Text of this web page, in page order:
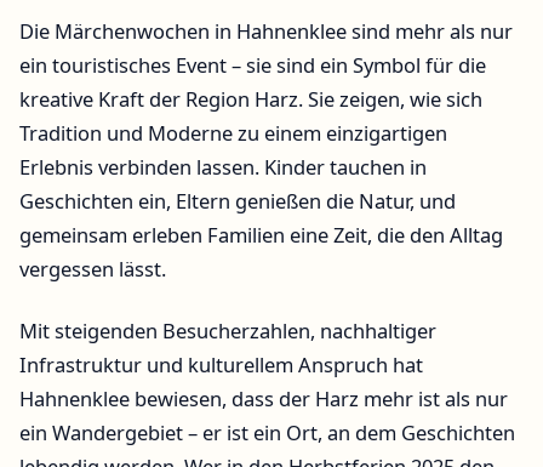
Die Märchenwochen in Hahnenklee sind mehr als nur
ein touristisches Event – sie sind ein Symbol für die
kreative Kraft der Region Harz. Sie zeigen, wie sich
Tradition und Moderne zu einem einzigartigen
Erlebnis verbinden lassen. Kinder tauchen in
Geschichten ein, Eltern genießen die Natur, und
gemeinsam erleben Familien eine Zeit, die den Alltag
vergessen lässt.
Mit steigenden Besucherzahlen, nachhaltiger
Infrastruktur und kulturellem Anspruch hat
Hahnenklee bewiesen, dass der Harz mehr ist als nur
ein Wandergebiet – er ist ein Ort, an dem Geschichten